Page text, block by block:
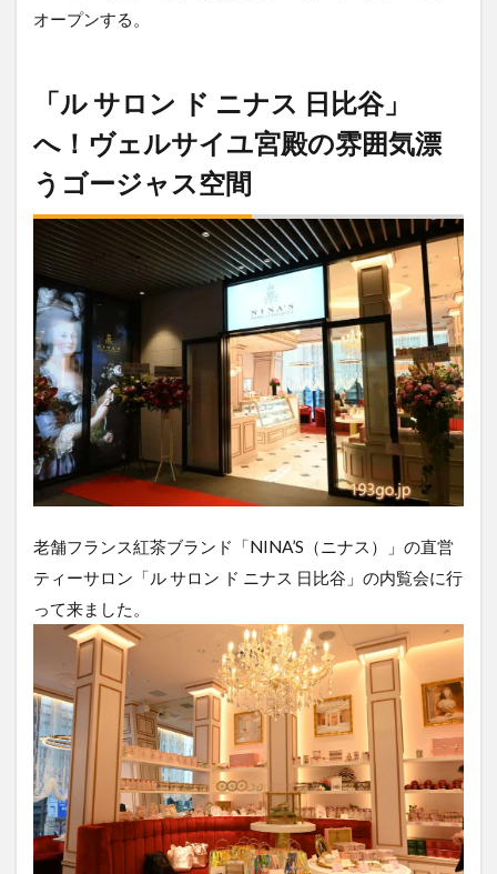
オープンする。
「ル サロン ド ニナス 日比谷」
へ！ヴェルサイユ宮殿の雰囲気漂
うゴージャス空間
老舗フランス紅茶ブランド「NINA’S（ニナス）」の直営
ティーサロン「ル サロン ド ニナス 日比谷」の内覧会に行
って来ました。